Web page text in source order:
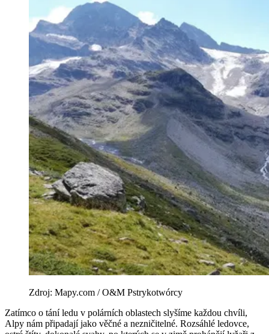
Zdroj: Mapy.com / O&M Pstrykotwórcy
Zatímco o tání ledu v polárních oblastech slyšíme každou chvíli,
Alpy nám připadají jako věčné a nezničitelné. Rozsáhlé ledovce,